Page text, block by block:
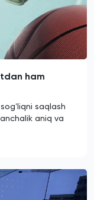
ham
saqlash
aniq va